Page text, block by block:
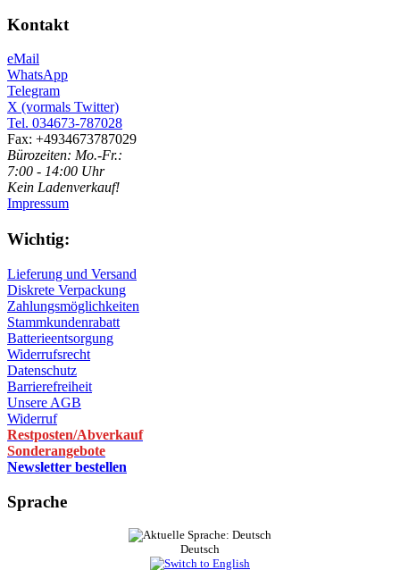
Kontakt
eMail
WhatsApp
Telegram
X (vormals Twitter)
Tel. 034673-787028
Fax: +4934673787029
Bürozeiten: Mo.-Fr.:
7:00 - 14:00 Uhr
Kein Ladenverkauf!
Impressum
Wichtig:
Lieferung und Versand
Diskrete Verpackung
Zahlungsmöglichkeiten
Stammkundenrabatt
Batterieentsorgung
Widerrufsrecht
Datenschutz
Barrierefreiheit
Unsere AGB
Widerruf
Restposten/Abverkauf
Sonderangebote
Newsletter bestellen
Sprache
Deutsch